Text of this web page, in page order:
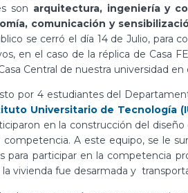
son arquitectura, ingeniería y
comunicación y
se cerró el día 14 de Julio, para
en el caso de la réplica de Casa
Central de nuestra universidad en
por 4 estudiantes del
Universitario de Tecnología
en la construcción del
competencia. A este equipo, se le
para participar en la competencia
la vivienda fue desarmada y